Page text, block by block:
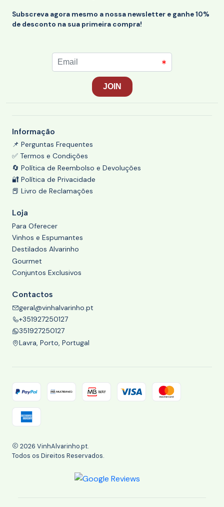
Subscreva agora mesmo a nossa newsletter e ganhe 10%
de desconto na sua primeira compra!
Informação
📌 Perguntas Frequentes
✅ Termos e Condições
🔄 Política de Reembolso e Devoluções
🔐 Política de Privacidade
📕 Livro de Reclamações
Loja
Para Oferecer
Vinhos e Espumantes
Destilados Alvarinho
Gourmet
Conjuntos Exclusivos
Contactos
geral@vinhalvarinho.pt
+351927250127
351927250127
Lavra, Porto, Portugal
2026 VinhAlvarinho.pt.
Todos os Direitos Reservados.